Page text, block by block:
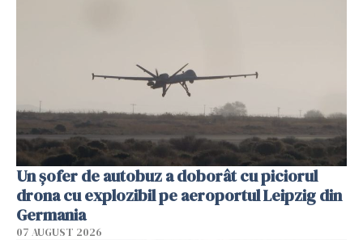
Un șofer de autobuz a doborât cu piciorul
drona cu explozibil pe aeroportul Leipzig din
Germania
07 AUGUST 2026